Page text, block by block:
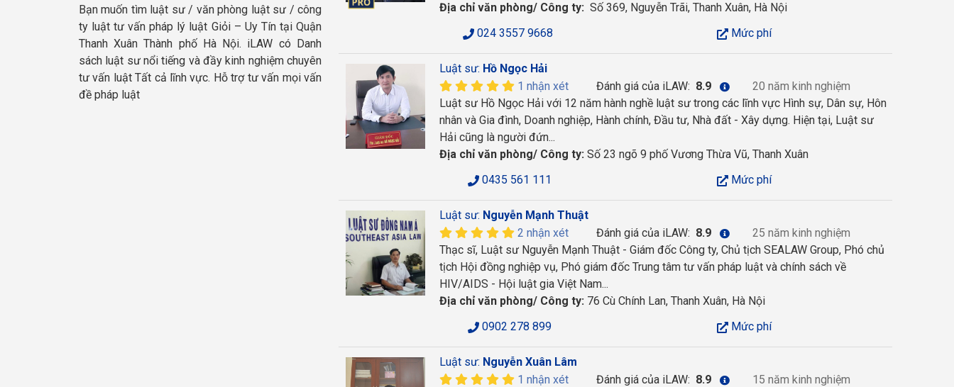
Bạn muốn tìm luật sư / văn phòng luật sư / công
ty luật tư vấn pháp lý luật Giỏi – Uy Tín tại Quận
Thanh Xuân Thành phố Hà Nội. iLAW có Danh
sách luật sư nổi tiếng và đầy kinh nghiệm chuyên
tư vấn luật Tất cả lĩnh vực. Hỗ trợ tư vấn mọi vấn
đề pháp luật
Địa chỉ văn phòng/ Công ty: Số 369, Nguyễn Trãi, Thanh Xuân, Hà Nội
024 3557 9668
Mức phí
Luật sư: Hồ Ngọc Hải
1 nhận xét
Đánh giá của iLAW: 8.9
20 năm kinh nghiệm
Luật sư Hồ Ngọc Hải với 12 năm hành nghề luật sư trong các lĩnh vực Hình sự, Dân sự, Hôn
nhân và Gia đình, Doanh nghiệp, Hành chính, Đầu tư, Nhà đất - Xây dựng. Hiện tại, Luật sư
Hải cũng là người đứn...
Địa chỉ văn phòng/ Công ty: Số 23 ngõ 9 phố Vương Thừa Vũ, Thanh Xuân
0435 561 111
Mức phí
Luật sư: Nguyễn Mạnh Thuật
2 nhận xét
Đánh giá của iLAW: 8.9
25 năm kinh nghiệm
Thạc sĩ, Luật sư Nguyễn Mạnh Thuật - Giám đốc Công ty, Chủ tịch SEALAW Group, Phó chủ
tịch Hội đồng nghiệp vụ, Phó giám đốc Trung tâm tư vấn pháp luật và chính sách về
HIV/AIDS - Hội luật gia Việt Nam...
Địa chỉ văn phòng/ Công ty: 76 Cù Chính Lan, Thanh Xuân, Hà Nội
0902 278 899
Mức phí
Luật sư: Nguyễn Xuân Lâm
1 nhận xét
Đánh giá của iLAW: 8.9
15 năm kinh nghiệm